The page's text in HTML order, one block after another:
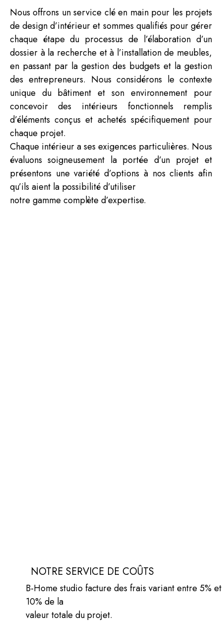
Nous offrons un service clé en main pour les projets
de design d’intérieur et sommes qualifiés pour gérer
chaque étape du processus de l’élaboration d’un
dossier à la recherche et à l’installation de meubles,
en passant par la gestion des budgets et la gestion
des entrepreneurs. Nous considérons le contexte
unique du bâtiment et son environnement pour
concevoir des intérieurs fonctionnels remplis
d’éléments conçus et achetés spécifiquement pour
chaque projet.
Chaque intérieur a ses exigences particulières. Nous
évaluons soigneusement la portée d’un projet et
présentons une variété d’options à nos clients afin
qu’ils aient la possibilité d’utiliser
notre gamme complète d’expertise.
NOTRE SERVICE DE COÛTS
B-Home studio facture des frais variant entre 5% et
10% de la
valeur totale du projet.